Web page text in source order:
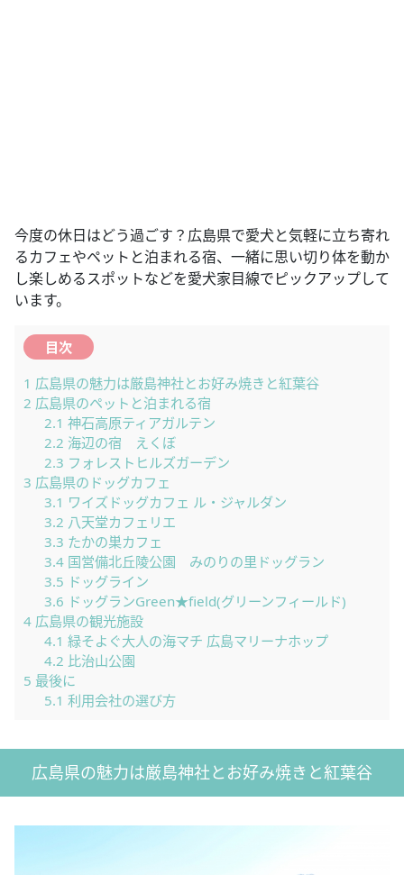
今度の休日はどう過ごす？広島県で愛犬と気軽に立ち寄れ
るカフェやペットと泊まれる宿、一緒に思い切り体を動か
し楽しめるスポットなどを愛犬家目線でピックアップして
います。
目次
1 広島県の魅力は厳島神社とお好み焼きと紅葉谷
2 広島県のペットと泊まれる宿
2.1 神石高原ティアガルテン
2.2 海辺の宿 えくぼ
2.3 フォレストヒルズガーデン
3 広島県のドッグカフェ
3.1 ワイズドッグカフェ ル・ジャルダン
3.2 八天堂カフェリエ
3.3 たかの巣カフェ
3.4国営備北丘陵公園 みのりの里ドッグラン
3.5 ドッグライン
3.6 ドッグランGreen★field(グリーンフィールド)
4 広島県の観光施設
4.1 緑そよぐ大人の海マチ 広島マリーナホップ
4.2 比治山公園
5 最後に
5.1 利用会社の選び方
広島県の魅力は厳島神社とお好み焼きと紅葉谷